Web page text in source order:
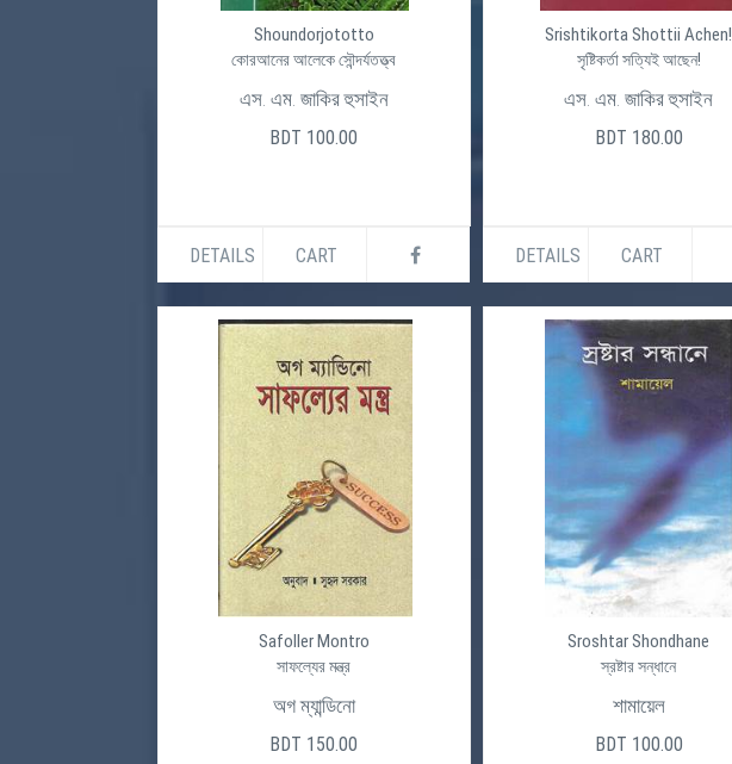
Shoundorjototto
কোরআনের আলেকে সৌন্দর্যতত্ত্ব
এস. এম. জাকির হুসাইন
BDT 100.00
DETAILS CART
Srishtikorta Shottii Achen!
সৃষ্টিকর্তা সত্যিই আছেন!
এস. এম. জাকির হুসাইন
BDT 180.00
DETAILS CART
Safoller Montro
সাফল্যের মন্ত্র
অগ ম্যান্ডিনো
BDT 150.00
Sroshtar Shondhane
স্রষ্টার সন্ধানে
শামায়েল
BDT 100.00